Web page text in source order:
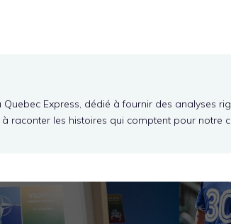
Quebec Express, dédié à fournir des analyses
raconter les histoires qui comptent pour notre